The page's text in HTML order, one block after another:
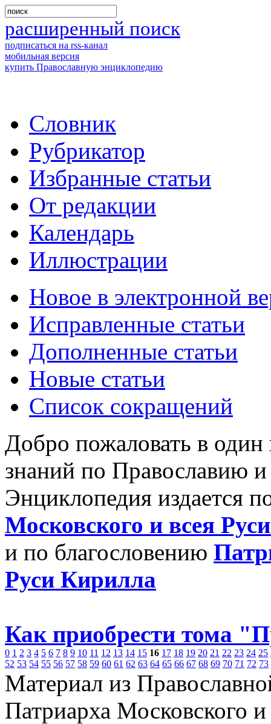
расширенный поиск
подписаться на rss-канал
мобильная версия
купить Православную энциклопедию
Словник
Рубрикатор
Избранные статьи
От редакции
Календарь
Иллюстрации
Новое в электронной
Исправленные статьи
Дополненные статьи
Новые статьи
Список сокращений
Добро пожаловать в
знаний по Православию
Энциклопедия издается
Московского и всея
и по благословению
Руси Кирилла
Как приобрести тома
0 1 2 3 4 5 6 7 8 9 10 11 12 13 14 15 16 17 18 19 20 21 22 23 24 25
52 53 54 55 56 57 58 59 60 61 62 63 64 65 66 67 68 69 70 71 72 73
Материал из
Патриарха Московского